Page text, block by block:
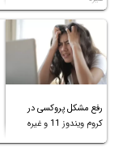
رفع مشکل پروکسی در
کروم ویندوز 11 و غیره